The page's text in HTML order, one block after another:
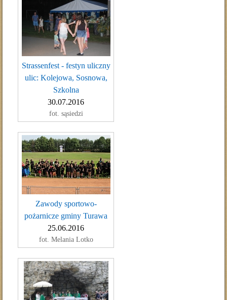
Strassenfest - festyn uliczny
ulic: Kolejowa, Sosnowa,
Szkolna
30.07.2016
fot. sąsiedzi
Zawody sportowo-
pożarnicze gminy Turawa
25.06.2016
fot. Melania Lotko